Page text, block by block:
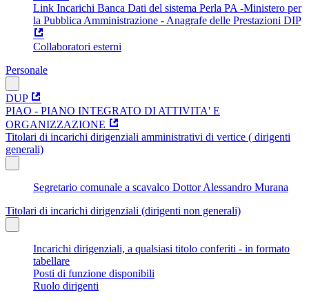
Link Incarichi Banca Dati del sistema Perla PA -Ministero per
la Pubblica Amministrazione - Anagrafe delle Prestazioni DIP
Collaboratori esterni
Personale
DUP
PIAO - PIANO INTEGRATO DI ATTIVITA' E
ORGANIZZAZIONE
Titolari di incarichi dirigenziali amministrativi di vertice ( dirigenti
generali)
Segretario comunale a scavalco Dottor Alessandro Murana
Titolari di incarichi dirigenziali (dirigenti non generali)
Incarichi dirigenziali, a qualsiasi titolo conferiti - in formato
tabellare
Posti di funzione disponibili
Ruolo dirigenti